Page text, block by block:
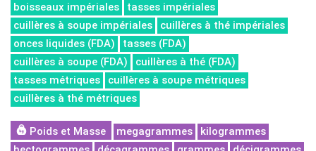
boisseaux impériales
tasses impériales
cuillères à soupe impériales
cuillères à thé impériales
onces liquides (FDA)
tasses (FDA)
cuillères à soupe (FDA)
cuillères à thé (FDA)
tasses métriques
cuillères à soupe métriques
cuillères à thé métriques
Poids et Masse megagrammes
kilogrammes